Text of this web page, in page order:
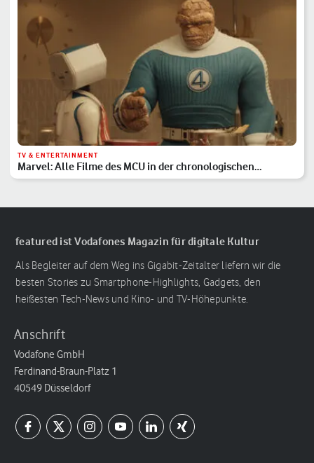
TV & ENTERTAINMENT
Marvel: Alle Filme des MCU in der chronologischen
Reihenfolge
featured ist Vodafones Magazin für digitale Kultur
Als Begleiter auf dem Weg ins Gigabit-Zeitalter liefern wir die
besten Stories zu Smartphone-Highlights, Gadgets, den
heißesten Tech-News und Kino- und TV-Höhepunkte.
Anschrift
Vodafone GmbH
Ferdinand-Braun-Platz 1
40549 Düsseldorf